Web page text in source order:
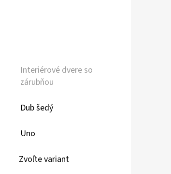
Interiérové dvere so
zárubňou
Dub šedý
Uno
Zvoľte variant